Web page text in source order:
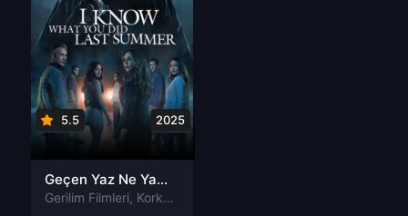
5.5 2025
Geçen Yaz Ne Yaptığını Biliyorum izle
Gerilim Filmleri, Korku Filmleri